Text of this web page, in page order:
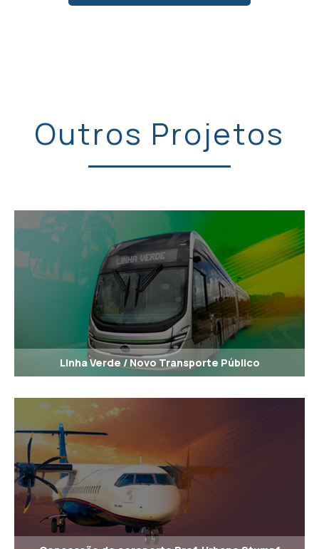
Outros Projetos
Linha Verde / Novo Transporte Público